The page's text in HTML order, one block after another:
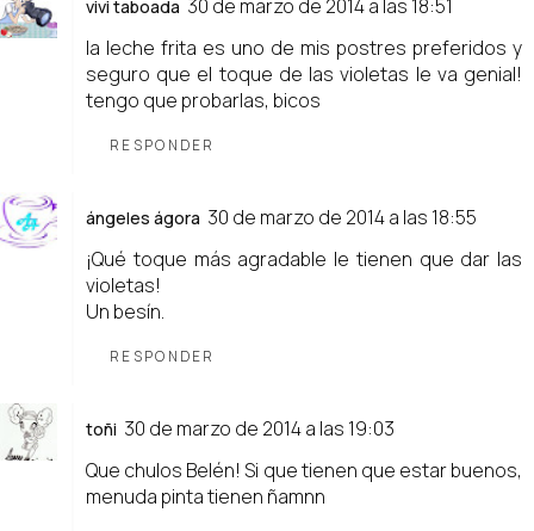
vivi taboada 30 de marzo de 2014 a las 18:51
la leche frita es uno de mis postres preferidos y
seguro que el toque de las violetas le va genial!
tengo que probarlas, bicos
RESPONDER
ángeles ágora 30 de marzo de 2014 a las 18:55
¡Qué toque más agradable le tienen que dar las
violetas!
Un besín.
RESPONDER
toñi 30 de marzo de 2014 a las 19:03
Que chulos Belén! Si que tienen que estar buenos,
menuda pinta tienen ñamnn